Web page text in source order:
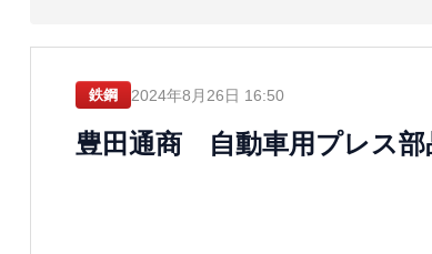
鉄鋼 2024年8月26日 16:50
豊田通商 自動車用プレス